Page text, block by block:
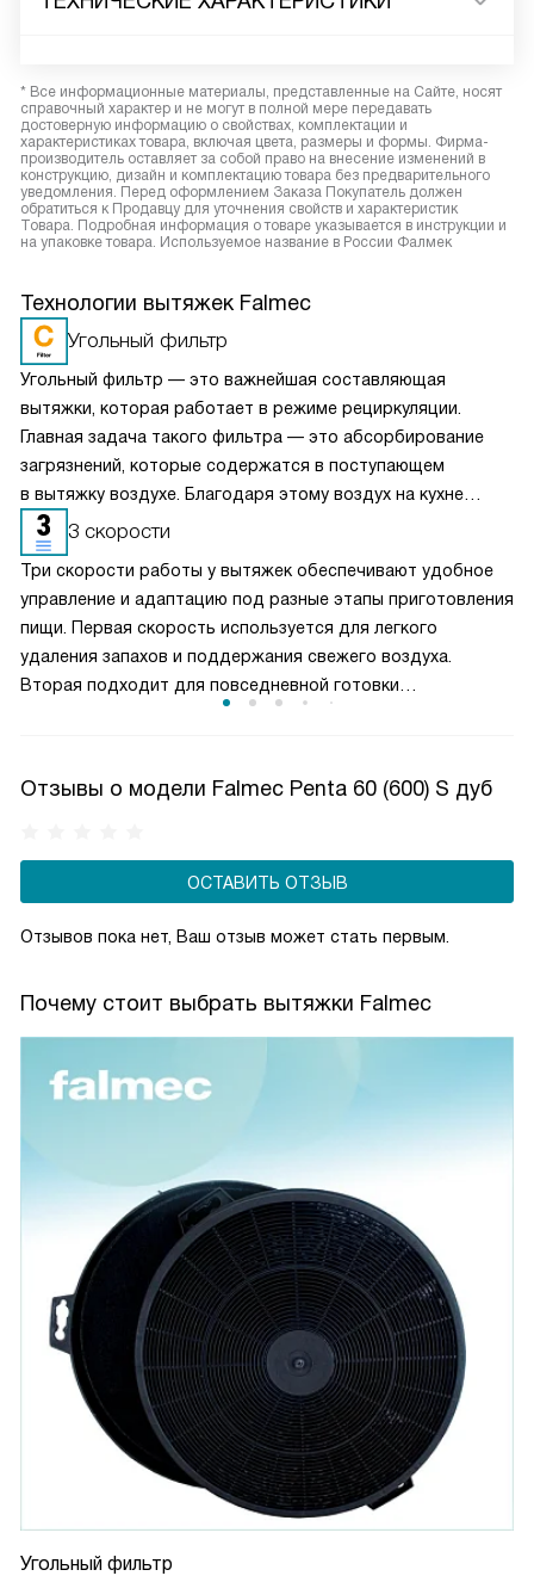
* Все информационные материалы, представленные на Сайте, носят
справочный характер и не могут в полной мере передавать
достоверную информацию о свойствах, комплектации и
характеристиках товара, включая цвета, размеры и формы. Фирма-
производитель оставляет за собой право на внесение изменений в
конструкцию, дизайн и комплектацию товара без предварительного
уведомления. Перед оформлением Заказа Покупатель должен
обратиться к Продавцу для уточнения свойств и характеристик
Товара. Подробная информация о товаре указывается в инструкции и
на упаковке товара. Используемое название в России Фалмек
Технологии вытяжек Falmec
Угольный фильтр
Угольный фильтр — это важнейшая составляющая
вытяжки, которая работает в режиме рециркуляции.
Главная задача такого фильтра — это абсорбирование
загрязнений, которые содержатся в поступающем
в вытяжку воздухе. Благодаря этому воздух на кухне
очищается более качественно. Угольные фильтры
необходимо часто заменять — примерно раз в три-
четыре месяца.
3 скорости
Три скорости работы у вытяжек обеспечивают удобное
управление и адаптацию под разные этапы приготовления
пищи. Первая скорость используется для легкого
удаления запахов и поддержания свежего воздуха.
Вторая подходит для повседневной готовки
контролировать уровень шума и рационально
условия на кухне.
Отзывы о модели Falmec Penta 60 (600) S дуб
ОСТАВИТЬ ОТЗЫВ
Отзывов пока нет, Ваш отзыв может стать первым.
Почему стоит выбрать вытяжки Falmec
Угольный фильтр